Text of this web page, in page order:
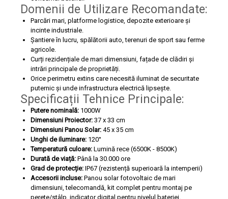
Domenii de Utilizare Recomandate:
Parcări mari, platforme logistice, depozite exterioare și
incinte industriale.
Șantiere în lucru, spălătorii auto, terenuri de sport sau ferme
agricole.
Curți rezidențiale de mari dimensiuni, fațade de clădiri și
intrări principale de proprietăți.
Orice perimetru extins care necesită iluminat de securitate
puternic și unde infrastructura electrică lipsește.
Specificații Tehnice Principale:
Putere nominală: 1000W
Dimensiuni Proiector: 37 x 33 cm
Dimensiuni Panou Solar: 45 x 35 cm
Unghi de iluminare: 120°
Temperatură culoare: Lumină rece (6500K - 8500K)
Durată de viață: Până la 30.000 ore
Grad de protecție: IP67 (rezistență superioară la intemperii)
Accesorii incluse: Panou solar fotovoltaic de mari
dimensiuni, telecomandă, kit complet pentru montaj pe
perete/stâlp, indicator digital pentru nivelul bateriei.